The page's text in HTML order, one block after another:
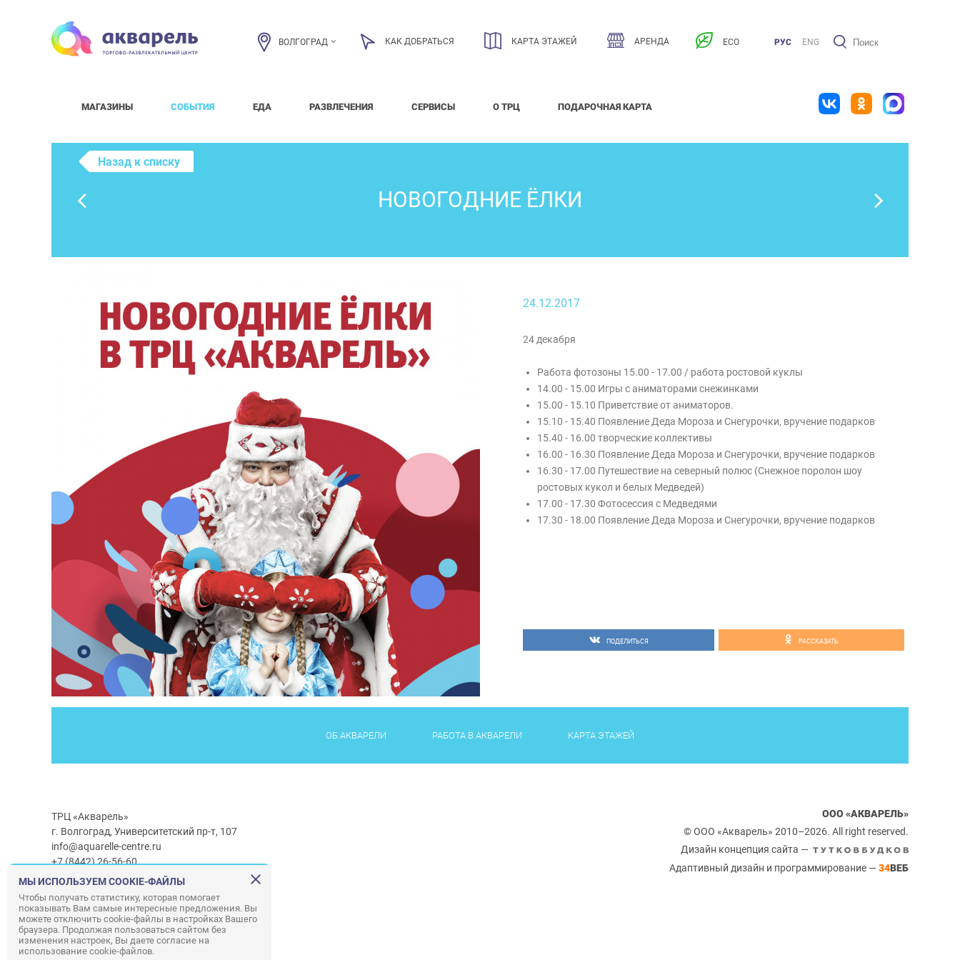
ВОЛГОГРАД КАК ДОБРАТЬСЯ КАРТА ЭТАЖЕЙ АРЕНДА ECO РУС ENG
МАГАЗИНЫ СОБЫТИЯ ЕДА РАЗВЛЕЧЕНИЯ СЕРВИСЫ О ТРЦ ПОДАРОЧНАЯ КАРТА
Назад к списку
НОВОГОДНИЕ ЁЛКИ
24.12.2017
24 декабря
Работа фотозоны 15.00 - 17.00 / работа ростовой куклы
14.00 - 15.00 Игры с аниматорами снежинками
15.00 - 15.10 Приветствие от аниматоров.
15.10 - 15.40 Появление Деда Мороза и Снегурочки, вручение подарков
15.40 - 16.00 творческие коллективы
16.00 - 16.30 Появление Деда Мороза и Снегурочки, вручение подарков
16.30 - 17.00 Путешествие на северный полюс (Снежное поролон шоу
ростовых кукол и белых Медведей)
17.00 - 17.30 Фотосессия с Медведями
17.30 - 18.00 Появление Деда Мороза и Снегурочки, вручение подарков
ПОДЕЛИТЬСЯ РАССКАЗАТЬ
ОБ АКВАРЕЛИ РАБОТА В АКВАРЕЛИ КАРТА ЭТАЖЕЙ
ТРЦ «Акварель»
г. Волгоград, Университетский пр-т, 107
info@aquarelle-centre.ru
+7 (8442) 26-56-60
Часы работы ТРЦ: с 10:00 до 22:00
Часы работы г/м Ашан:с 08:00 до 23:00
Часы работыг/мЛемана ПРО:с 08:00 до 22:00
Правила посещения ТРЦ «Акварель»
ООО «АКВАРЕЛЬ»
© ООО «Акварель» 2010–2026. All right reserved.
Дизайн концепция сайта —
Адаптивный дизайн и программирование — 34ВЕБ
МЫ ИСПОЛЬЗУЕМ COOKIE-ФАЙЛЫ
Чтобы получать статистику, которая помогает
показывать Вам самые интересные предложения. Вы
можете отключить cookie-файлы в настройках Вашего
браузера. Продолжая пользоваться сайтом без
изменения настроек, Вы даете согласие на
использование cookie-файлов.